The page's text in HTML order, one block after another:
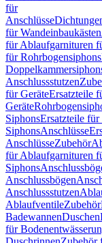
für
Anschlüsse
für Wandeinbaukästen
für Ablaufgarnituren
für Rohrbogensiphons
Anschlussstutzen
für GeräteErsatzteile
Geräte
SiphonsErsatzteile
SiphonsAnschlüsse
AnschlüsseZubehör
für Ablaufgarnituren
Siphons
Anschlussbögen
Anschlussstutzen
AblaufventileZubehör
BadewannenDuschen
für